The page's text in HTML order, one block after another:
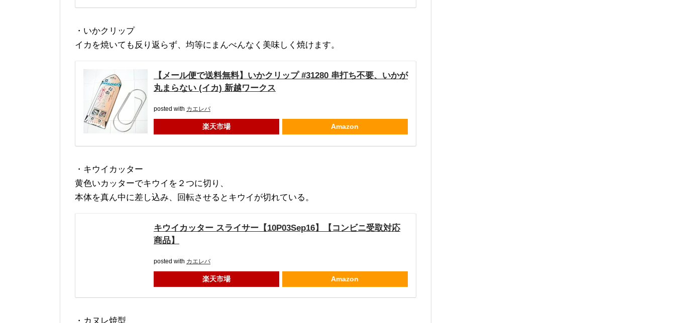
・いかクリップ
イカを焼いても反り返らず、均等にまんべんなく美味しく焼けます。
【メール便で送料無料】いかクリップ #31280 串打ち不要、いかが
丸まらない (イカ) 新越ワークス
posted with カエレバ
楽天市場 Amazon
・キウイカッター
黄色いカッターでキウイを２つに切り、
本体を真ん中に差し込み、回転させるとキウイが切れている。
キウイカッター スライサー【10P03Sep16】【コンビニ受取対応
商品】
posted with カエレバ
楽天市場 Amazon
・カヌレ焼型